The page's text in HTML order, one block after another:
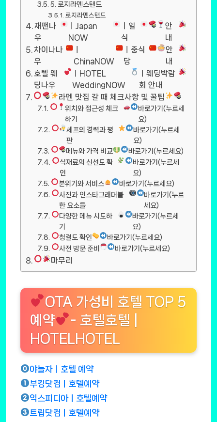
5. 로지라멘스탠드
로지라멘스탠드
재팬나
우
ㅣJapan
NOW
ㅣ일
식
안
내
차이나나
우
ChinaNOW
ㅣ중식
당
안
내
호텔 웨
딩나우
ㅣHOTEL
WeddingNOW
ㅣ웨딩박람
회 안내
라멘 맛집 갈 때 체크사항 및 꿀팁
위치와 접근성 체크
하기
바로가기(누르세
요)
셰프의 경력과 평
판
바로가기(누르세
요)
메뉴와 가격 비교
바로가기(누르세요)
식재료의 신선도 확
인
바로가기(누르세
요)
분위기와 서비스
바로가기(누르세요)
사진과 인스타그래머블
한 요소들
바로가기(누르
세요)
다양한 메뉴 시도하
기
바로가기(누르세
요)
청결도 확인
바로가기(누르세요)
사전 방문 준비
바로가기(누르세요)
마무리
OTA 가성비 호텔 TOP 5
예약
- 호텔호텔 |
HOTELHOTEL
야놀자ㅣ호텔 예약
부킹닷컴ㅣ호텔예약
익스피디아ㅣ호텔예약
트립닷컴ㅣ호텔예약